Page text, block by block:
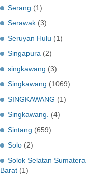
Serang (1)
Serawak (3)
Seruyan Hulu (1)
Singapura (2)
singkawang (3)
Singkawang (1069)
SINGKAWANG (1)
Singkawang.
(4)
Sintang (659)
Solo (2)
Solok Selatan Sumatera
Barat (1)